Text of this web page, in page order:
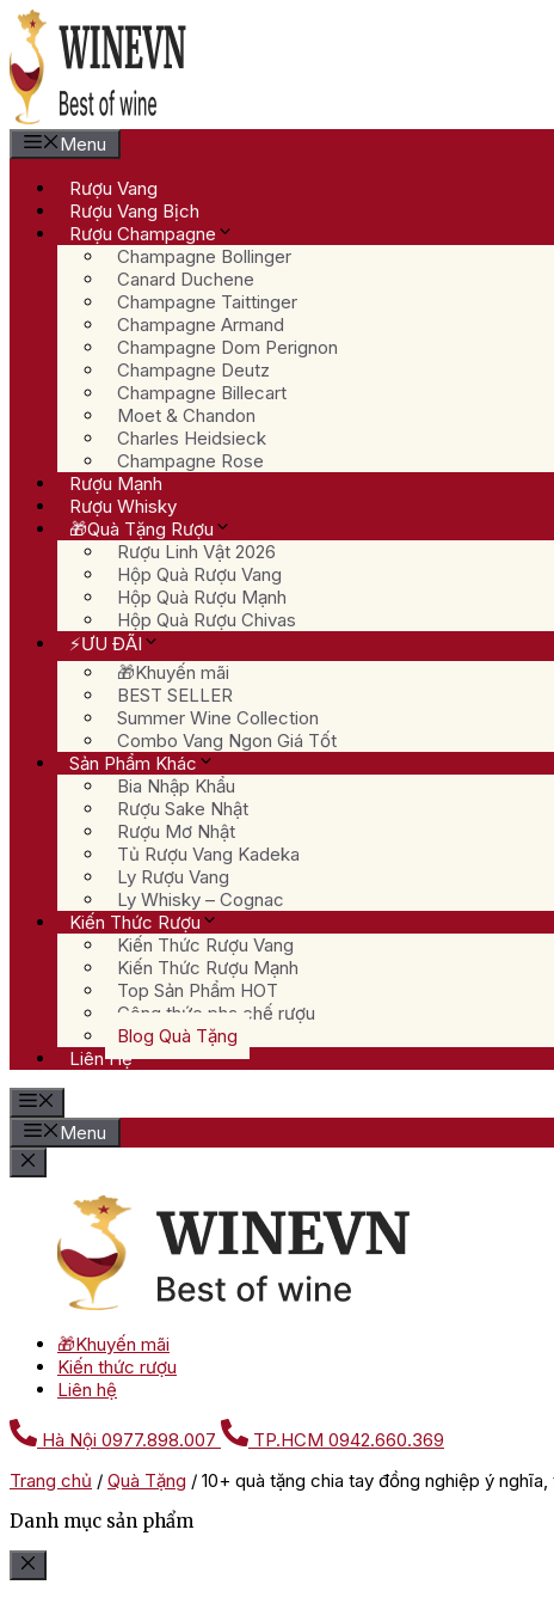
Chuyển
đến
nội
dung
Menu
Rượu Vang
Rượu Vang Bịch
Rượu Champagne
Champagne Bollinger
Canard Duchene
Champagne Taittinger
Champagne Armand
Champagne Dom Perignon
Champagne Deutz
Champagne Billecart
Moet & Chandon
Charles Heidsieck
Champagne Rose
Rượu Mạnh
Rượu Whisky
🎁Quà Tặng Rượu
Rượu Linh Vật 2026
Hộp Quà Rượu Vang
Hộp Quà Rượu Mạnh
Hộp Quà Rượu Chivas
⚡ƯU ĐÃI
🎁Khuyến mãi
BEST SELLER
Summer Wine Collection
Combo Vang Ngon Giá Tốt
Sản Phẩm Khác
Bia Nhập Khẩu
Rượu Sake Nhật
Rượu Mơ Nhật
Tủ Rượu Vang Kadeka
Ly Rượu Vang
Ly Whisky – Cognac
Kiến Thức Rượu
Kiến Thức Rượu Vang
Kiến Thức Rượu Mạnh
Top Sản Phẩm HOT
Công thức pha chế rượu
Blog Quà Tặng
Liên Hệ
Menu
🎁Khuyến mãi
Kiến thức rượu
Liên hệ
Hà Nội 0977.898.007 TP.HCM 0942.660.369
Trang chủ / Quà Tặng / 10+ quà tặng chia tay đồng nghiệp ý
Danh mục sản phẩm